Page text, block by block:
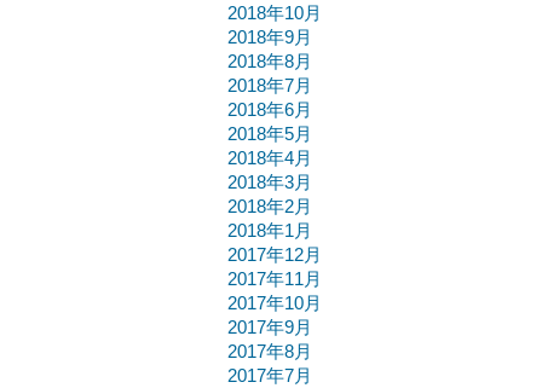
2018年10月
2018年9月
2018年8月
2018年7月
2018年6月
2018年5月
2018年4月
2018年3月
2018年2月
2018年1月
2017年12月
2017年11月
2017年10月
2017年9月
2017年8月
2017年7月